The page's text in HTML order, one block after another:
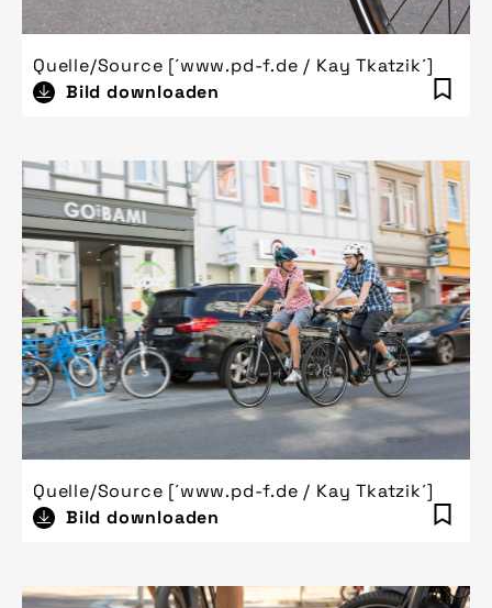
Quelle/Source [´www.pd-f.de / Kay Tkatzik´]
Bild downloaden
Quelle/Source [´www.pd-f.de / Kay Tkatzik´]
Bild downloaden